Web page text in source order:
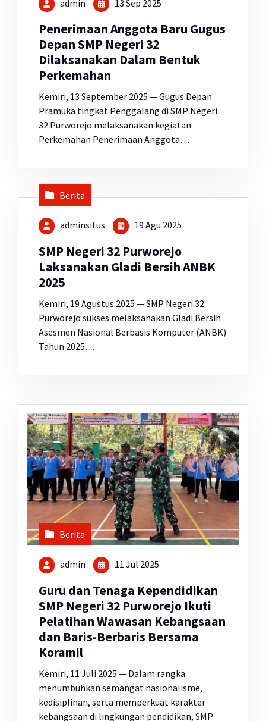
admin 13 Sep 2025
Penerimaan Anggota Baru Gugus
Depan SMP Negeri 32
Dilaksanakan Dalam Bentuk
Perkemahan
Kemiri, 13 September 2025 — Gugus Depan
Pramuka tingkat Penggalang di SMP Negeri
32 Purworejo melaksanakan kegiatan
Perkemahan Penerimaan Anggota…
Berita
adminsitus 19 Agu 2025
SMP Negeri 32 Purworejo
Laksanakan Gladi Bersih ANBK
2025
Kemiri, 19 Agustus 2025 — SMP Negeri 32
Purworejo sukses melaksanakan Gladi Bersih
Asesmen Nasional Berbasis Komputer (ANBK)
Tahun 2025…
Berita
admin 11 Jul 2025
Guru dan Tenaga Kependidikan
SMP Negeri 32 Purworejo Ikuti
Pelatihan Wawasan Kebangsaan
dan Baris-Berbaris Bersama
Koramil
Kemiri, 11 Juli 2025 — Dalam rangka
menumbuhkan semangat nasionalisme,
kedisiplinan, serta memperkuat karakter
kebangsaan di lingkungan pendidikan, SMP